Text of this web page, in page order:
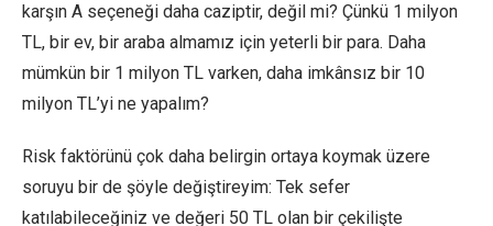
karşın A seçeneği daha caziptir, değil mi? Çünkü 1 milyon
TL, bir ev, bir araba almamız için yeterli bir para. Daha
mümkün bir 1 milyon TL varken, daha imkânsız bir 10
milyon TL’yi ne yapalım?
Risk faktörünü çok daha belirgin ortaya koymak üzere
soruyu bir de şöyle değiştireyim: Tek sefer
katılabileceğiniz ve değeri 50 TL olan bir çekilişte